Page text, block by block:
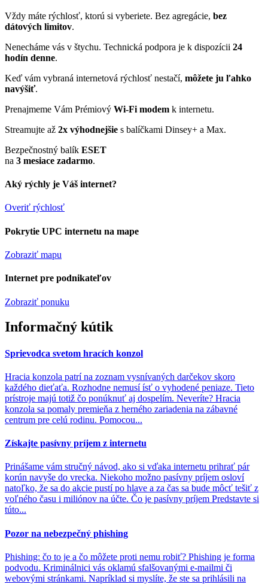
Vždy máte rýchlosť, ktorú si vyberiete. Bez agregácie, bez
dátových limitov.
Nenecháme vás v štychu. Technická podpora je k dispozícii 24
hodín denne.
Keď vám vybraná internetová rýchlosť nestačí, môžete ju ľahko
navýšiť.
Prenajmeme Vám Prémiový Wi-Fi modem k internetu.
Streamujte až 2x výhodnejšie s balíčkami Dinsey+ a Max.
Bezpečnostný balík ESET
na 3 mesiace zadarmo.
Aký rýchly je Váš internet?
Overiť rýchlosť
Pokrytie UPC internetu na mape
Zobraziť mapu
Internet pre podnikateľov
Zobraziť ponuku
Informačný kútik
Sprievodca svetom hracích konzol
Hracia konzola patrí na zoznam vysnívaných darčekov skoro
každého dieťaťa. Rozhodne nemusí ísť o vyhodené peniaze. Tieto
prístroje majú totiž čo ponúknuť aj dospelím. Neveríte? Hracia
konzola sa pomaly premieňa z herného zariadenia na zábavné
centrum pre celú rodinu. Pomocou...
Získajte pasívny príjem z internetu
Prinášame vám stručný návod, ako si vďaka internetu prihrať pár
korún navyše do vrecka. Niekoho možno pasívny príjem osloví
natoľko, že sa do akcie pustí po hlave a za čas sa bude môcť tešiť z
voľného času i miliónov na účte. Čo je pasívny príjem Predstavte si
túto...
Pozor na nebezpečný phishing
Phishing: čo to je a čo môžete proti nemu robiť? Phishing je forma
podvodu. Kriminálnici vás oklamú sfalšovanými e-mailmi či
webovými stránkami. Napríklad si myslíte, že ste sa prihlásili na